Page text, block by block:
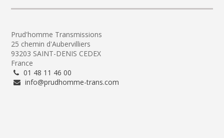
Prud'homme Transmissions
25 chemin d'Aubervilliers
93203 SAINT-DENIS CEDEX
France
01 48 11 46 00
info@prudhomme-trans.com